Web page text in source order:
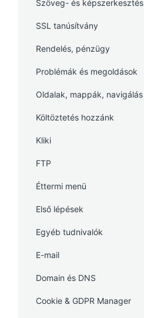
Szöveg- és képszerkesztés
SSL tanúsítvány
Rendelés, pénzügy
Problémák és megoldások
Oldalak, mappák, navigálás
Költöztetés hozzánk
Kliki
FTP
Éttermi menü
Első lépések
Egyéb tudnivalók
E-mail
Domain és DNS
Cookie & GDPR Manager